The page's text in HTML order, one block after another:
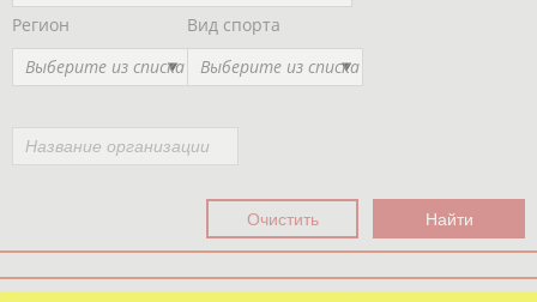
Регион
Выберите из списка
Вид спорта
Выберите из списка